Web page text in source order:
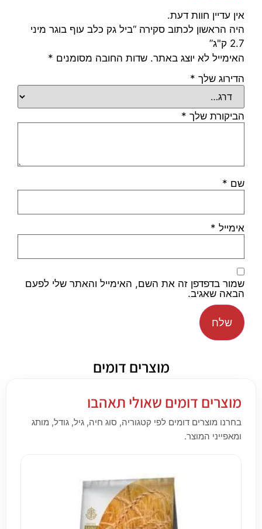
אין עדיין חוות דעת.
היה הראשון לכתוב סקירה “ביל גק כלב עוף בוגר מיני
2.7 ק"ג”
האימייל לא יוצג באתר. שדות החובה מסומנים *
הדירוג שלך *
הביקורת שלך *
שם *
אימייל *
שמור בדפדפן זה את השם, האימייל והאתר שלי לפעם
הבאה שאגיב.
מוצרים דומים
מוצרים דומים שאולי תאהבו
בחרנו מוצרים דומים לפי קטגוריה, סוג חיה, גיל, גודל, מותג
ומאפייני המוצר.